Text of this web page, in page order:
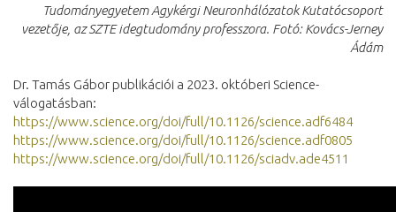
Tudományegyetem Agykérgi Neuronhálózatok Kutatócsoport
vezetője, az SZTE idegtudomány professzora. Fotó: Kovács-Jerney
Ádám
Dr. Tamás Gábor publikációi a 2023. októberi Science-
válogatásban:
https://www.science.org/doi/full/10.1126/science.adf6484
https://www.science.org/doi/full/10.1126/science.adf0805
https://www.science.org/doi/full/10.1126/sciadv.ade4511